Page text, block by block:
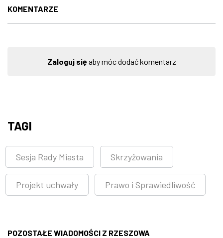
KOMENTARZE
Zaloguj sięaby móc dodać komentarz
TAGI
Sesja Rady Miasta Skrzyżowania
Projekt uchwały Prawo i Sprawiedliwość
POZOSTAŁE WIADOMOŚCI Z RZESZOWA